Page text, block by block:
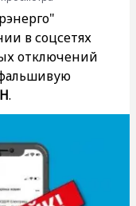
в соцсетях
отключений
.